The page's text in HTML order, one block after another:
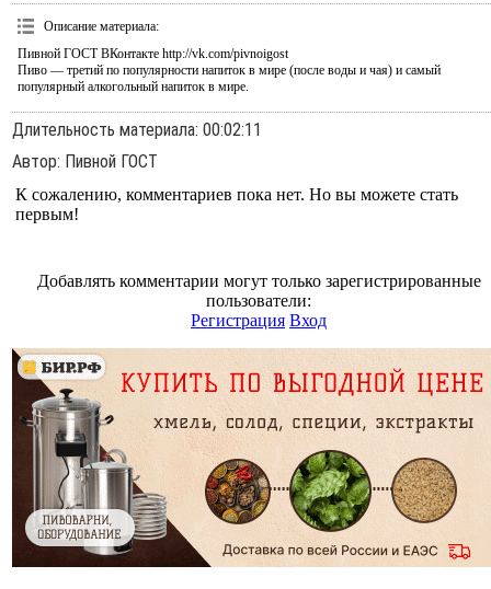
Описание материала:
Пивной ГОСТ ВКонтакте http://vk.com/pivnoigost
Пиво — третий по популярности напиток в мире (после воды и чая) и самый
популярный алкогольный напиток в мире.
Длительность материала: 00:02:11
Автор: Пивной ГОСТ
К сожалению, комментариев пока нет. Но вы можете стать
первым!
Добавлять комментарии могут только зарегистрированные
пользователи:
Регистрация Вход